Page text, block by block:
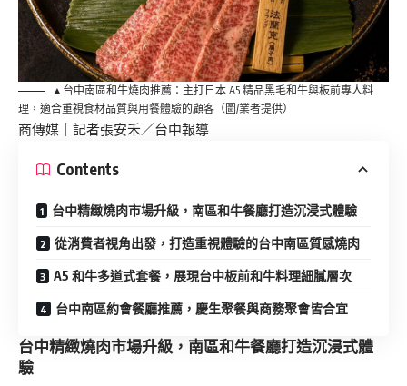
▲台中南區和牛燒肉推薦：主打日本 A5 精品黑毛和牛與板前專人料
理，適合重視食材品質與用餐體驗的顧客（圖/業者提供）
商傳媒 ｜記者張安禾／台中報導
Contents
台中精緻燒肉市場升級，南區和牛餐廳打造沉浸式體驗
從消費者視角出發，打造重視體驗的台中南區質感燒肉
A5 和牛多道式套餐，展現台中板前和牛料理細膩層次
台中南區約會餐廳推薦，慶生聚餐與商務聚會皆合宜
台中精緻燒肉市場升級，南區和牛餐廳打造沉浸式體
驗